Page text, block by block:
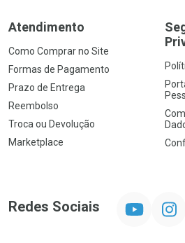
Atendimento
Como Comprar no Site
Formas de Pagamento
Prazo de Entrega
Reembolso
Troca ou Devolução
Marketplace
Redes Sociais